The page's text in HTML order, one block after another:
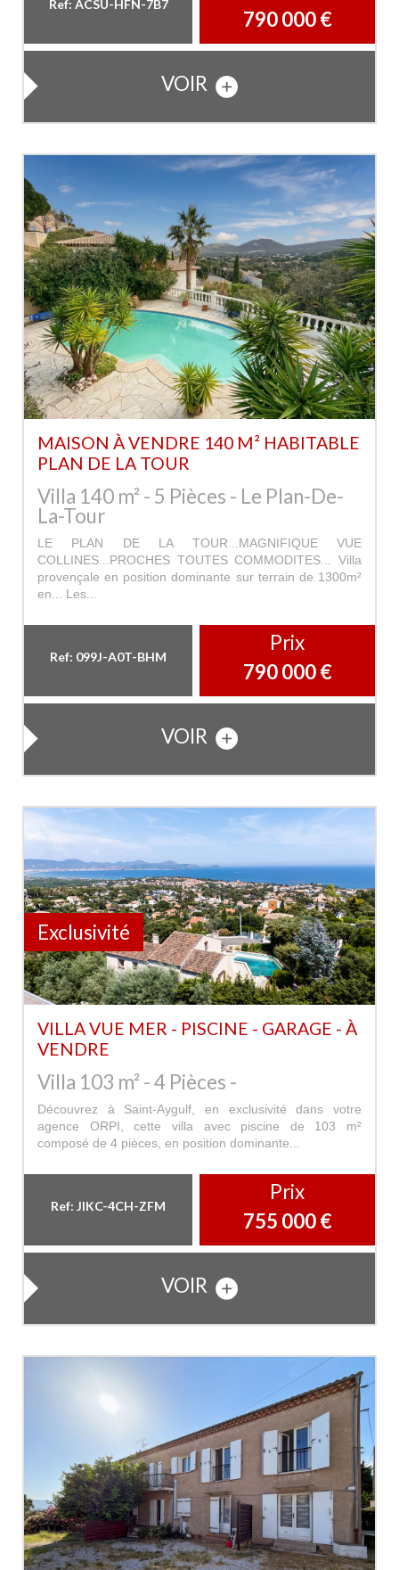
Ref: ACSU-HFN-7B7
790 000 €
VOIR
MAISON À VENDRE 140 M² HABITABLE
PLAN DE LA TOUR
Villa 140 m² - 5 Pièces - Le Plan-De-
La-Tour
LE PLAN DE LA TOUR...MAGNIFIQUE VUE
COLLINES...PROCHES TOUTES COMMODITES... Villa
provençale en position dominante sur terrain de 1300m²
en... Les...
Ref: 099J-A0T-BHM
Prix
790 000 €
VOIR
Exclusivité
VILLA VUE MER - PISCINE - GARAGE - À
VENDRE
Villa 103 m² - 4 Pièces -
Découvrez à Saint-Aygulf, en exclusivité dans votre
agence ORPI, cette villa avec piscine de 103 m²
composé de 4 pièces, en position dominante...
Ref: JIKC-4CH-ZFM
Prix
755 000 €
VOIR